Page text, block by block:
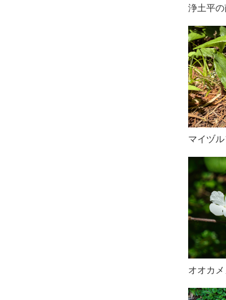
浄土平
マイヅ
オオカ